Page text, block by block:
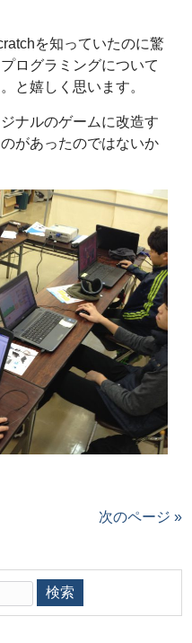
を知っていたのに驚
ログラミングについて
と嬉しく思います。
ナルのゲームに改造す
があったのではないか
次のページ »